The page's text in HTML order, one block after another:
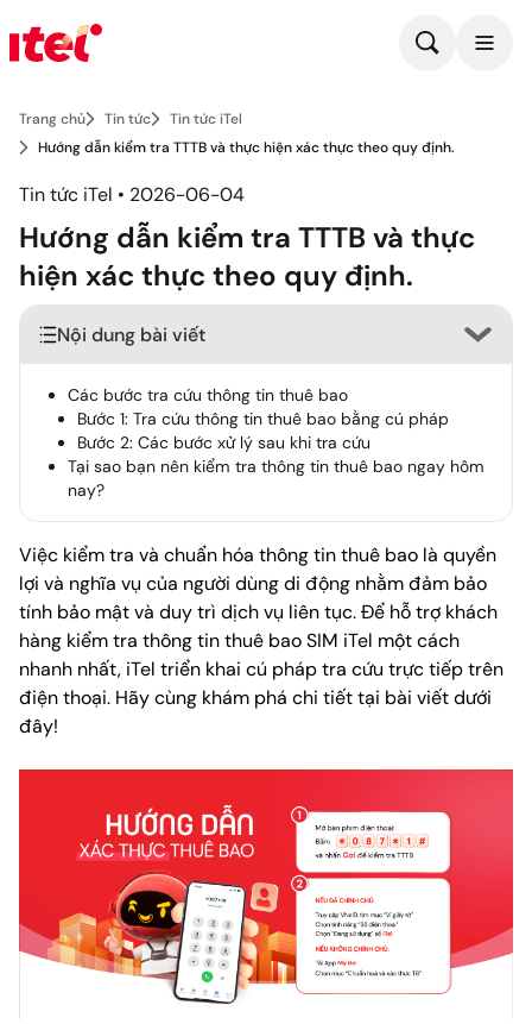
Trang chủ Tin tức
Tin tức iTel
Hướng dẫn kiểm tra TTTB và thực hiện xác thực theo quy định.
Tin tức iTel • 2026-06-04
Hướng dẫn kiểm tra TTTB và thực
hiện xác thực theo quy định.
Nội dung bài viết
Các bước tra cứu thông tin thuê bao
Bước 1: Tra cứu thông tin thuê bao bằng cú pháp
Bước 2: Các bước xử lý sau khi tra cứu
Tại sao bạn nên kiểm tra thông tin thuê bao ngay hôm
nay?
Việc kiểm tra và chuẩn hóa thông tin thuê bao là quyền
lợi và nghĩa vụ của người dùng di động nhằm đảm bảo
tính bảo mật và duy trì dịch vụ liên tục. Để hỗ trợ khách
hàng kiểm tra thông tin thuê bao SIM iTel một cách
nhanh nhất, iTel triển khai cú pháp tra cứu trực tiếp trên
điện thoại. Hãy cùng khám phá chi tiết tại bài viết dưới
đây!